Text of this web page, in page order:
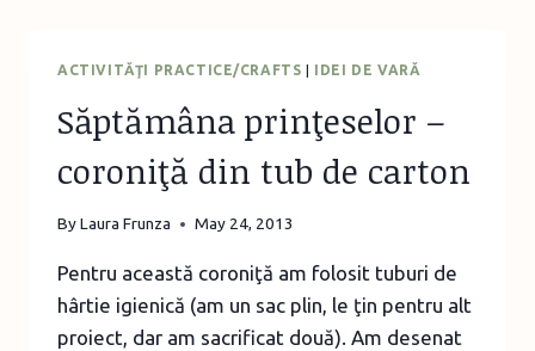
ACTIVITĂŢI PRACTICE/CRAFTS | IDEI DE VARĂ
Săptămâna prinţeselor –
coroniţă din tub de carton
ByLaura Frunza May 24, 2013
Pentru această coroniţă am folosit tuburi de
hârtie igienică (am un sac plin, le ţin pentru alt
proiect, dar am sacrificat două). Am desenat